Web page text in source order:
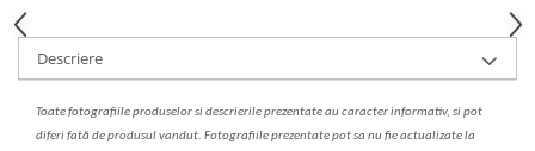
Descriere
Toate fotografiile produselorsidescrierileprezentate au caracter informativ, si pot
diferi fată de produsul vandut. Fotografiile prezentate pot sa nu fie actualizate la